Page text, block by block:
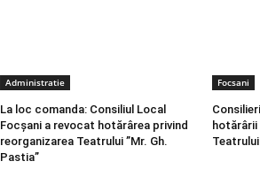
Administratie
La loc comanda: Consiliul Local
Focșani a revocat hotărârea privind
reorganizarea Teatrului ”Mr. Gh.
Pastia”
Focsani
hotărârii
Teatrului